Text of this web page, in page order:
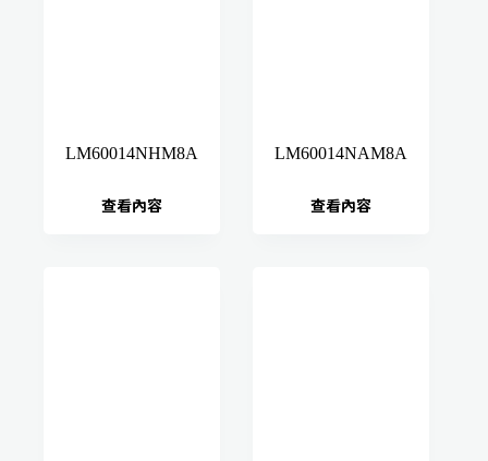
LM60014NHM8A
查看內容
LM60014NAM8A
查看內容